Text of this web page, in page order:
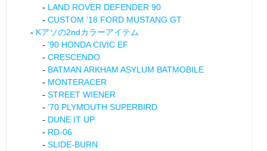
LAND ROVER DEFENDER 90
CUSTOM ’18 FORD MUSTANG GT
Kアソの2ndカラーアイテム
’90 HONDA CIVIC EF
CRESCENDO
BATMAN ARKHAM ASYLUM BATMOBILE
MONTERACER
STREET WIENER
’70 PLYMOUTH SUPERBIRD
DUNE IT UP
RD-06
SLIDE-BURN